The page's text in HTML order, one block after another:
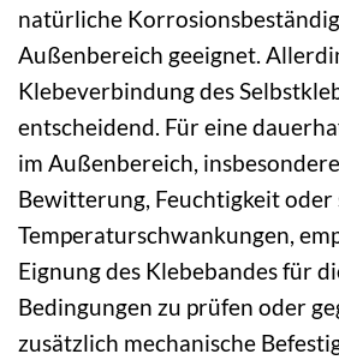
natürliche
Außenbereich geeignet.
Klebeverbindung des
entscheidend. Für eine
im Außenbereich,
Bewitterung, Feuchtigkeit oder
Temperaturschwankungen,
Eignung des Klebebandes für
Bedingungen zu prüfen oder
zusätzlich mechanische